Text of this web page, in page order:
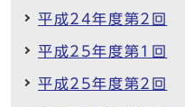
平成24年度第2回
平成25年度第1回
平成25年度第2回